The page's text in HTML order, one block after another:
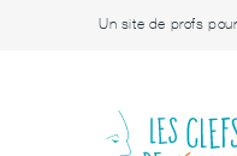
Un site de profs